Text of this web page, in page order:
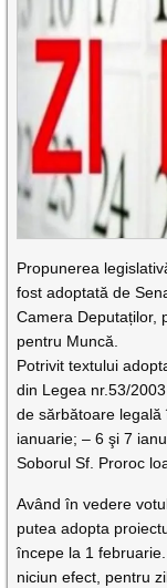
Propunerea
fost adoptată de
Camera Deputaților,
pentru Muncă.
Potrivit textului
din Legea nr.53/
de sărbătoare
ianuarie; – 6 şi 7
Soborul Sf. Proroc
Având în vedere
putea adopta
începe la 1
niciun efect, pentru